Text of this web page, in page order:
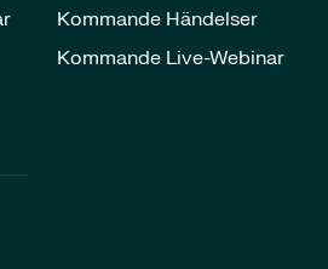
Kommande Händelser
Kommande Live-Webinar